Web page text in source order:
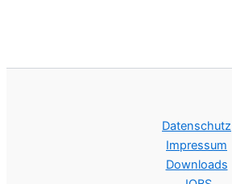
Datenschutz
Impressum
Downloads